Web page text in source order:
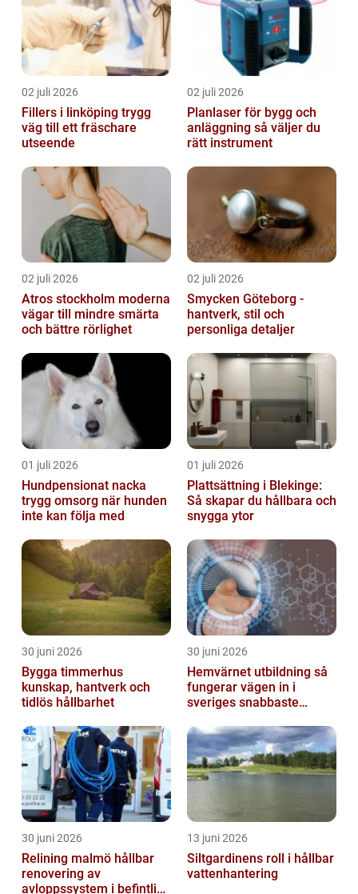
02 juli 2026
Fillers i linköping trygg
väg till ett fräschare
utseende
02 juli 2026
Planlaser för bygg och
anläggning så väljer du
rätt instrument
02 juli 2026
Atros stockholm moderna
vägar till mindre smärta
och bättre rörlighet
02 juli 2026
Smycken Göteborg -
hantverk, stil och
personliga detaljer
01 juli 2026
Hundpensionat nacka
trygg omsorg när hunden
inte kan följa med
01 juli 2026
Plattsättning i Blekinge:
Så skapar du hållbara och
snygga ytor
30 juni 2026
Bygga timmerhus
kunskap, hantverk och
tidlös hållbarhet
30 juni 2026
Hemvärnet utbildning så
fungerar vägen in i
sveriges snabbaste
30 juni 2026
Relining malmö hållbar
renovering av
avloppssystem i befintliga
13 juni 2026
Siltgardinens roll i hållbar
vattenhantering